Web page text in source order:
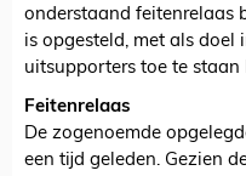
onderstaand feitenrelaas
is opgesteld, met als doel
uitsupporters toe te staan
Feitenrelaas
De zogenoemde
een tijd geleden. Gezien